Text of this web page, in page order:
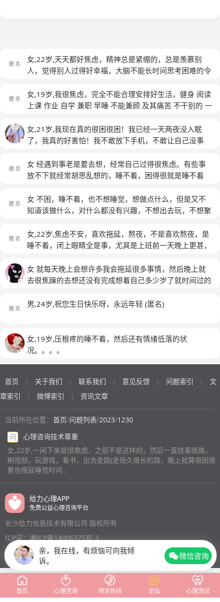
亲，我在线，有烦恼可向我倾
诉。
微信咨询
女,22岁,天天都好焦虑，精神总是紧绷的，总是羡慕别
人，觉得别人过得好幸福，大脑不能长时间思考困难的令
么事一会儿就疲惫了想休息。(匿名)
女,19岁,我很焦虑，完全不能合理安排好生活，健身 阅读
上课 作业 自学 兼职 早睡 不能兼顾 及其痛苦 不干别的 一
女,21岁,我现在真的很困很困！我已经一天两夜没入眠
了，我真的好害怕！我不敢放下手机，不敢让自己没事
特别乱，呼吸特别困难！明明我什么都没想，但是就是静
不下心来！也许和我最近发生的事情有关！
女 经遇到事老是要去想，经常自己过得很焦虑。有些事
放不下就经常胡思乱想的，睡不着，困得很就是睡不着
女 不困，睡不着，也不想睡觉，想做点什么，但是又不
知道该做什么，对什么都没有兴趣，不想出去玩，不想聚
想象着未来可能会发生的事情，就焦虑的不知道该怎么办
才好，害怕心慌的厉害，不愿意去想，但是控制不住，不
女,22岁,焦虑不安，喜欢拖延，熬夜，不是喜欢熬夜，是
睡不着，闭上眼睛全是事，尤其是上班前一天晚上更甚，
想死的想法 (匿名)
女 就每天晚上会想许多我会拖延很多事情，然后晚上就
去很焦躁的去想还没有完成想着自己多少岁了就时间过的
的时候很不自在。说话就。不能看别人眼睛。很喜欢拖延
人也做过自己才会去做，才会觉得心里好受一点。
男,24岁,祝您生日快乐呀，永远年轻 (匿名)
女,19岁,压根疼的睡不着，然后还有情绪低落的状
况。。。。
首页 心理咨询 倾诉热线 论坛 心理测试
首页 | 关于我们 | 联系我们 | 意见反馈 | 问题索引 |
文
章索引
| 微博索引 | 资讯文章
当前所在位置： 首页/问题列表/2023/1230
问
心理咨询技术尊重
女,22岁,一闲下来就很焦虑，之前不是这样的，然后一直找事情做，
刷视频，玩游戏，看书，出去走路(走很久很长的路，晚上就算很困很
累也拖延睡觉时间，
给力心理APP
免费公益心理咨询平台
长沙给力信息技术有限公司 版权所有
ICP证：湘ICP备14006375号-3